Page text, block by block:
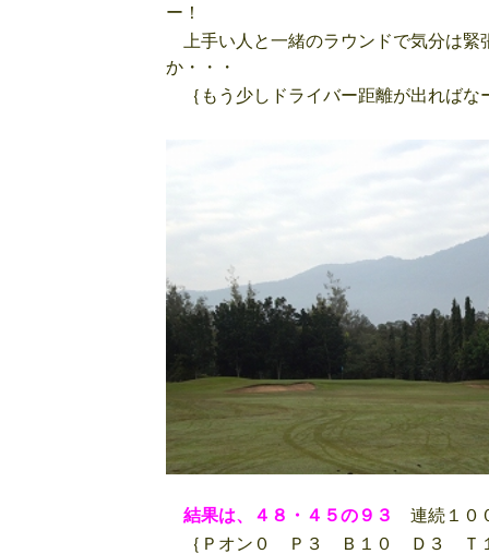
ー！
上手い人と一緒のラウンドで気分は緊
か・・・
｛もう少しドライバー距離が出れば
結果は、４８・４５の９３
連続１０
｛Ｐオン０ Ｐ３ Ｂ１０ Ｄ３ Ｔ